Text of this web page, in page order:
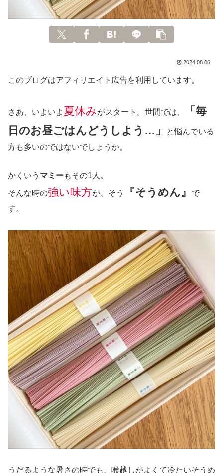
2024.08.06
このブログはアフィリエイト広告を利用しています。
さあ、いよいよ 夏休みがスタート。世間では、
「毎
日のお昼ごはんどうしよう…」
と悩んでいる
方も多いのではないでしょうか。
かくいう マミーもその1人。
そんな時の強い味方が、そう 『そうめん』
で
す。
うだるような暑さの時でも、喉越しがよくて冷たいそうめ